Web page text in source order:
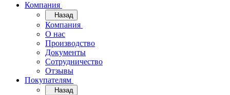
Компания
Назад
Компания
О нас
Производство
Документы
Сотрудничество
Отзывы
Покупателям
Назад